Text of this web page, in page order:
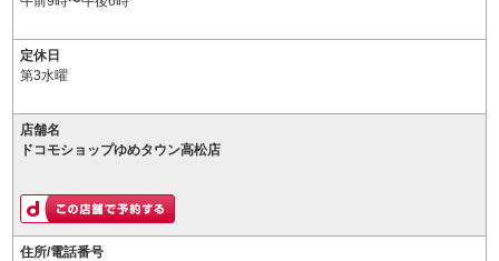
定休日
第3水曜
店舗名
ドコモショップゆめタウン高松店
住所/電話番号